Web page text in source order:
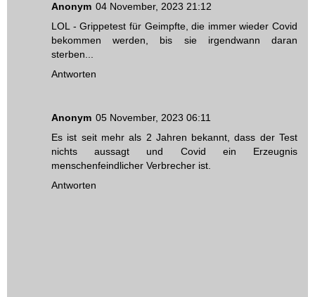
Anonym 04 November, 2023 21:12
LOL - Grippetest für Geimpfte, die immer wieder Covid
bekommen werden, bis sie irgendwann daran
sterben...
Antworten
Anonym 05 November, 2023 06:11
Es ist seit mehr als 2 Jahren bekannt, dass der Test
nichts aussagt und Covid ein Erzeugnis
menschenfeindlicher Verbrecher ist.
Antworten